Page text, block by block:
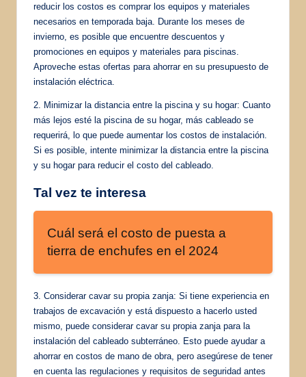
reducir los costos es comprar los equipos y materiales
necesarios en temporada baja. Durante los meses de
invierno, es posible que encuentre descuentos y
promociones en equipos y materiales para piscinas.
Aproveche estas ofertas para ahorrar en su presupuesto de
instalación eléctrica.
2. Minimizar la distancia entre la piscina y su hogar: Cuanto
más lejos esté la piscina de su hogar, más cableado se
requerirá, lo que puede aumentar los costos de instalación.
Si es posible, intente minimizar la distancia entre la piscina
y su hogar para reducir el costo del cableado.
Tal vez te interesa
Cuál será el costo de puesta a
tierra de enchufes en el 2024
3. Considerar cavar su propia zanja: Si tiene experiencia en
trabajos de excavación y está dispuesto a hacerlo usted
mismo, puede considerar cavar su propia zanja para la
instalación del cableado subterráneo. Esto puede ayudar a
ahorrar en costos de mano de obra, pero asegúrese de tener
en cuenta las regulaciones y requisitos de seguridad antes